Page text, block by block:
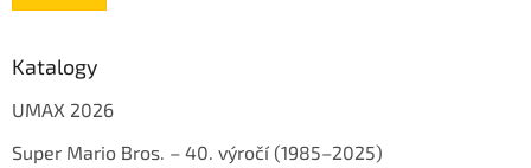
Katalogy
UMAX 2026
Super Mario Bros. – 40. výročí (1985–2025)